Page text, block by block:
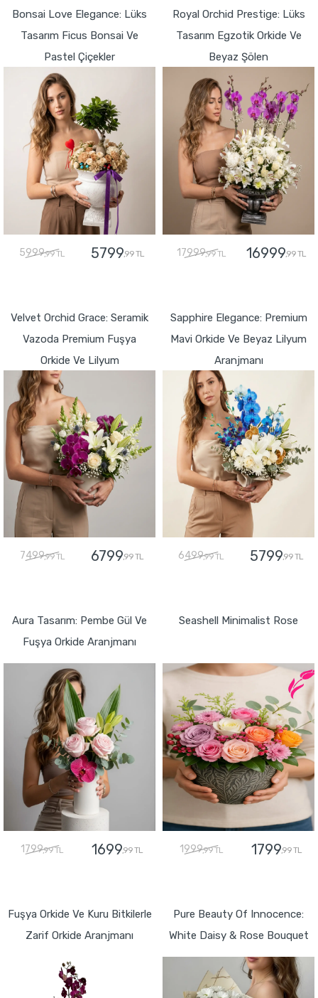
Bonsai Love Elegance: Lüks
Tasarım Ficus Bonsai Ve
Pastel Çiçekler
5999,99 TL 5799,99 TL
Royal Orchid Prestige: Lüks
Tasarım Egzotik Orkide Ve
Beyaz Şölen
17999,99 TL 16999,99 TL
Velvet Orchid Grace: Seramik
Vazoda Premium Fuşya
Orkide Ve Lilyum
7499,99 TL 6799,99 TL
Sapphire Elegance: Premium
Mavi Orkide Ve Beyaz Lilyum
Aranjmanı
6499,99 TL 5799,99 TL
Aura Tasarım: Pembe Gül Ve
Fuşya Orkide Aranjmanı
1799,99 TL 1699,99 TL
Seashell Minimalist Rose
1999,99 TL 1799,99 TL
Fuşya Orkide Ve Kuru Bitkilerle
Zarif Orkide Aranjmanı
Pure Beauty Of Innocence:
White Daisy & Rose Bouquet